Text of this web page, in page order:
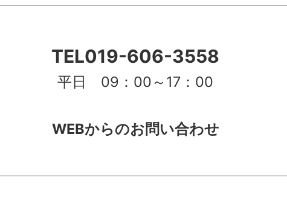
TEL019-606-3558
平日 09：00～17：00
WEBからのお問い合わせ